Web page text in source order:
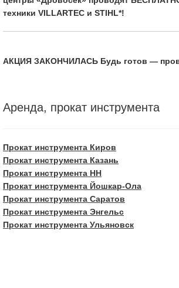
техники VILLARTEC и STIHL*!
АКЦИЯ ЗАКОНЧИЛАСЬ Будь готов —
Аренда, прокат инструмента
Прокат инструмента Киров
Прокат инструмента Казань
Прокат инструмента НН
Прокат инструмента Йошкар-Ола
Прокат инструмента Саратов
Прокат инструмента Энгельс
Прокат инструмента Ульяновск